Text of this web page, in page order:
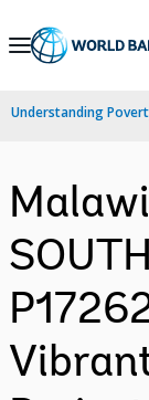
Skip
Navigation
Understanding